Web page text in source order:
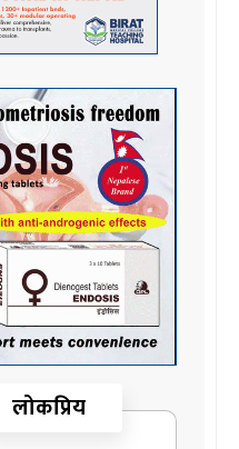
लोकप्रिय